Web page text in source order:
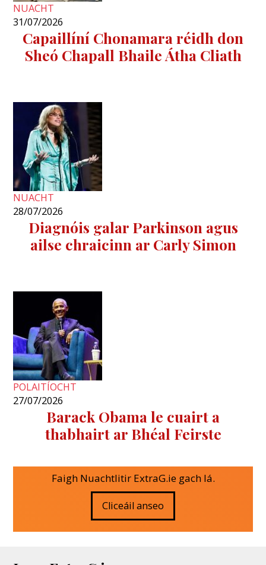
NUACHT
31/07/2026
Capaillíní Chonamara réidh don
Sheó Chapall Bhaile Átha Cliath
NUACHT
28/07/2026
Diagnóis galar Parkinson agus
ailse chraicinn ar Carly Simon
POLAITÍOCHT
27/07/2026
Barack Obama le cuairt a
thabhairt ar Bhéal Feirste
Faigh Nuachtlitir ExtraG.ie gach lá.
Cliceáil anseo